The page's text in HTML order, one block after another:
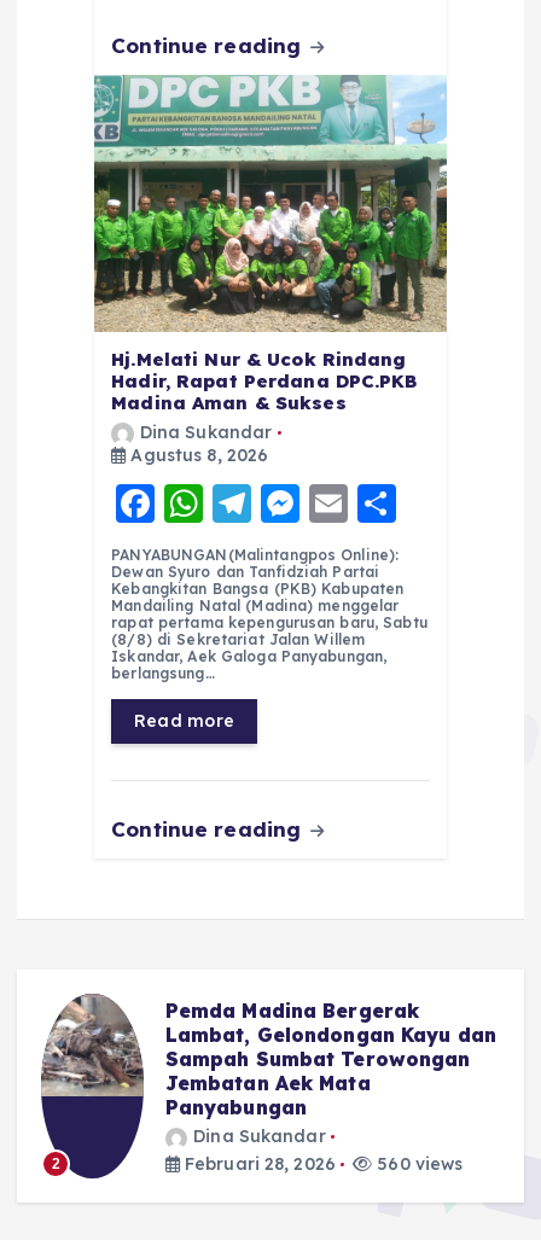
Continue reading
Hj.Melati Nur & Ucok Rindang
Hadir, Rapat Perdana DPC.PKB
Madina Aman & Sukses
Dina Sukandar
Agustus 8, 2026
F
a
c
e
b
o
o
k
W
h
a
ts
A
p
p
T
el
e
g
r
a
m
M
e
ss
e
n
E
m
ai
l
h
a
re
PANYABUNGAN(Malintangpos Online):
Dewan Syuro dan Tanfidziah Partai
Kebangkitan Bangsa (PKB) Kabupaten
Mandailing Natal (Madina) menggelar
rapat pertama kepengurusan baru, Sabtu
(8/8) di Sekretariat Jalan Willem
Iskandar, Aek Galoga Panyabungan,
berlangsung…
Read more
Continue reading
2
Pemda Madina Bergerak
Lambat, Gelondongan Kayu dan
Sampah Sumbat Terowongan
Jembatan Aek Mata
Panyabungan
Dina Sukandar
Februari 28, 2026
560 views